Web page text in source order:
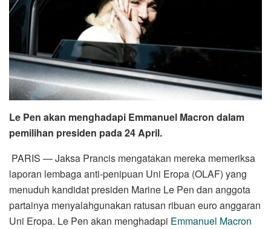
Le Pen akan menghadapi Emmanuel Macron dalam
pemilihan presiden pada 24 April.
PARIS — Jaksa Prancis mengatakan mereka memeriksa
laporan lembaga anti-penipuan Uni Eropa (OLAF) yang
menuduh kandidat presiden Marine Le Pen dan anggota
partainya menyalahgunakan ratusan ribuan euro anggaran
Uni Eropa. Le Pen akan menghadapi Emmanuel Macron